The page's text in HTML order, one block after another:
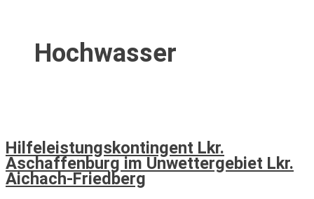
Hochwasser
Hilfeleistungskontingent Lkr.
Aschaffenburg im Unwettergebiet Lkr.
Aichach-Friedberg